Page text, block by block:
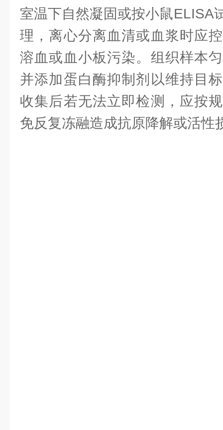
室温下自然凝固或按小鼠ELISA
理，离心分离血清或血浆时应
溶血或血小板污染。组织样本
并添加蛋白酶抑制剂以维持目
收集后若无法立即检测，应按
免反复冻融造成抗原降解或活性